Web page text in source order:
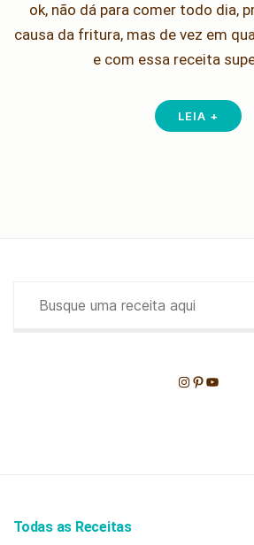
ok, não dá para comer todo dia,
causa da fritura, mas de vez em
e com essa receita
LEIA +
Instagram
Pinterest
Youtube
Todas as Receitas